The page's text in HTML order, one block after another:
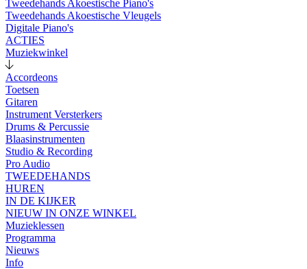
Tweedehands Akoestische Piano's
Tweedehands Akoestische Vleugels
Digitale Piano's
ACTIES
Muziekwinkel
Accordeons
Toetsen
Gitaren
Instrument Versterkers
Drums & Percussie
Blaasinstrumenten
Studio & Recording
Pro Audio
TWEEDEHANDS
HUREN
IN DE KIJKER
NIEUW IN ONZE WINKEL
Muzieklessen
Programma
Nieuws
Info